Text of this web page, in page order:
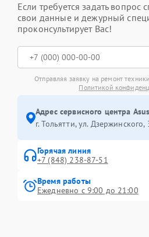
Если требуется задать вопрос
свои данные и дежурный
проконсультирует Вас!
Отправляя заявку на ремонт
Политикой
Адрес сервисного центра
г. Тольятти, ул. Дзержинского,
Горячая линия
+7 (848) 238-87-51
Время работы
Ежедневно с 9:00 до 21:00